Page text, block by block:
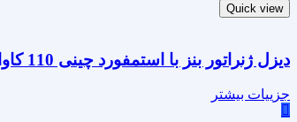
Quick view
دیزل ژنراتور بنز با استمفورد چینی 110 کاوا مدل OM352TAG5
جزییات بیشتر